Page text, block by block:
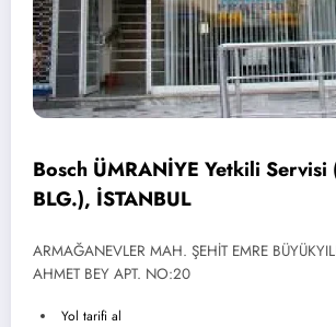
Bosch ÜMRANİYE Yetkili Servisi
BLG.), İSTANBUL
ARMAĞANEVLER MAH. ŞEHİT EMRE
AHMET BEY APT. NO:20
Yol tarifi al